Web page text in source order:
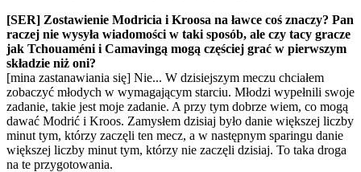
[SER] Zostawienie Modricia i Kroosa na ławce coś znaczy? Pan
raczej nie wysyła wiadomości w taki sposób, ale czy tacy gracze
jak Tchouaméni i Camavingą mogą częściej grać w pierwszym
składzie niż oni?
[mina zastanawiania się] Nie... W dzisiejszym meczu chciałem
zobaczyć młodych w wymagającym starciu. Młodzi wypełnili swoje
zadanie, takie jest moje zadanie. A przy tym dobrze wiem, co mogą
dawać Modrić i Kroos. Zamysłem dzisiaj było danie większej liczby
minut tym, którzy zaczęli ten mecz, a w następnym sparingu danie
większej liczby minut tym, którzy nie zaczęli dzisiaj. To taka droga
na te przygotowania.